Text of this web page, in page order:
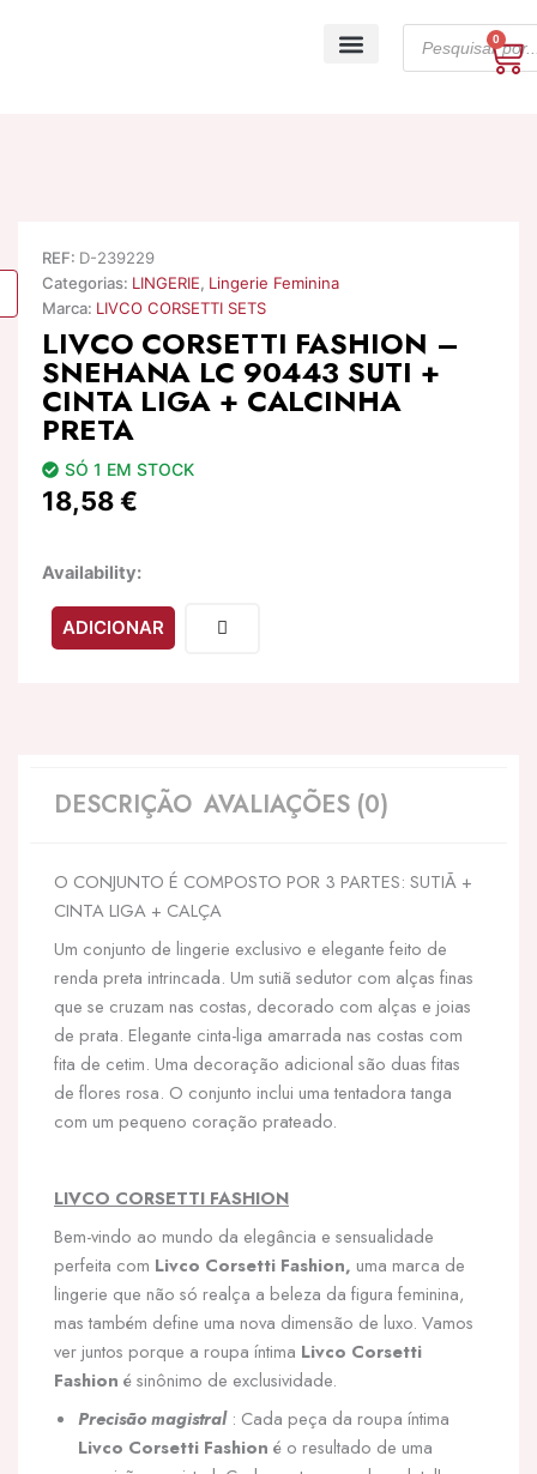
search
0
REF: D-239229
Categorias: LINGERIE, Lingerie Feminina
Marca: LIVCO CORSETTI SETS
LIVCO CORSETTI FASHION –
SNEHANA LC 90443 SUTI +
CINTA LIGA + CALCINHA
PRETA
SÓ 1 EM STOCK
18,58€
Availability:
Quantidade
LIVCO
CORSETTI
CALCINHA
ADICIONAR
DESCRIÇÃO AVALIAÇÕES (0)
O CONJUNTO É COMPOSTO POR 3 PARTES: SUTIÃ +
CINTA LIGA + CALÇA
Um conjunto de lingerie exclusivo e elegante feito de
renda preta intrincada. Um sutiã sedutor com alças finas
que se cruzam nas costas, decorado com alças e joias
de prata. Elegante cinta-liga amarrada nas costas com
fita de cetim. Uma decoração adicional são duas fitas
de flores rosa. O conjunto inclui uma tentadora tanga
com um pequeno coração prateado.
LIVCO CORSETTI FASHION
Bem-vindo ao mundo da elegância e sensualidade
perfeita com Livco Corsetti Fashion, uma marca de
lingerie que não só realça a beleza da figura feminina,
mas também define uma nova dimensão de luxo. Vamos
ver juntos porque a roupa íntima Livco Corsetti
Fashion é sinônimo de exclusividade.
Precisão magistral: Cada peça da roupa íntima
Livco Corsetti Fashion é o resultado de uma